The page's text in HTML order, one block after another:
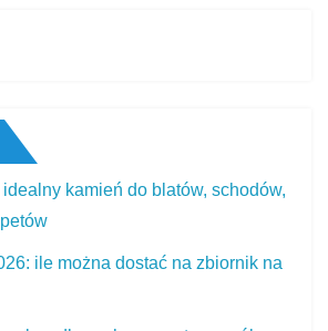
kamień do blatów, schodów,
ile można dostać na zbiornik na